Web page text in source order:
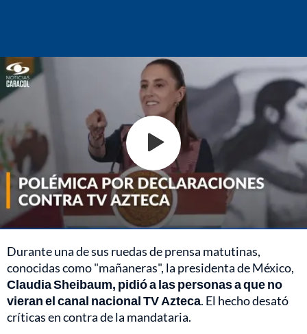
Durante una de sus ruedas de prensa matutinas,
conocidas como "mañaneras", la presidenta de México,
Claudia Sheibaum, pidió a las personas a que no
vieran el canal nacional TV Azteca. El hecho desató
críticas en contra de la mandataria.